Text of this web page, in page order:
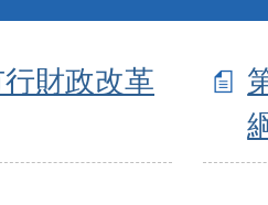
財政改革